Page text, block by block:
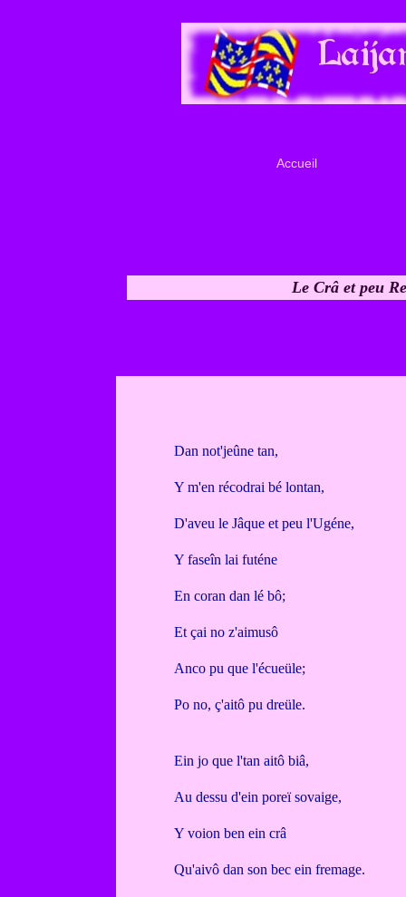
Accueil
Le Crâ et peu
Dan not'jeûne tan,
Y m'en récodrai bé lontan,
D'aveu le Jâque et peu l'Ugéne,
Y faseîn lai futéne
En coran dan lé bô;
Et çai no z'aimusô
Anco pu que l'écueüle;
Po no, ç'aitô pu dreüle.
Ein jo que l'tan aitô biâ,
Au dessu d'ein poreï sovaige,
Y voion ben ein crâ
Qu'aivô dan son bec ein fremage.